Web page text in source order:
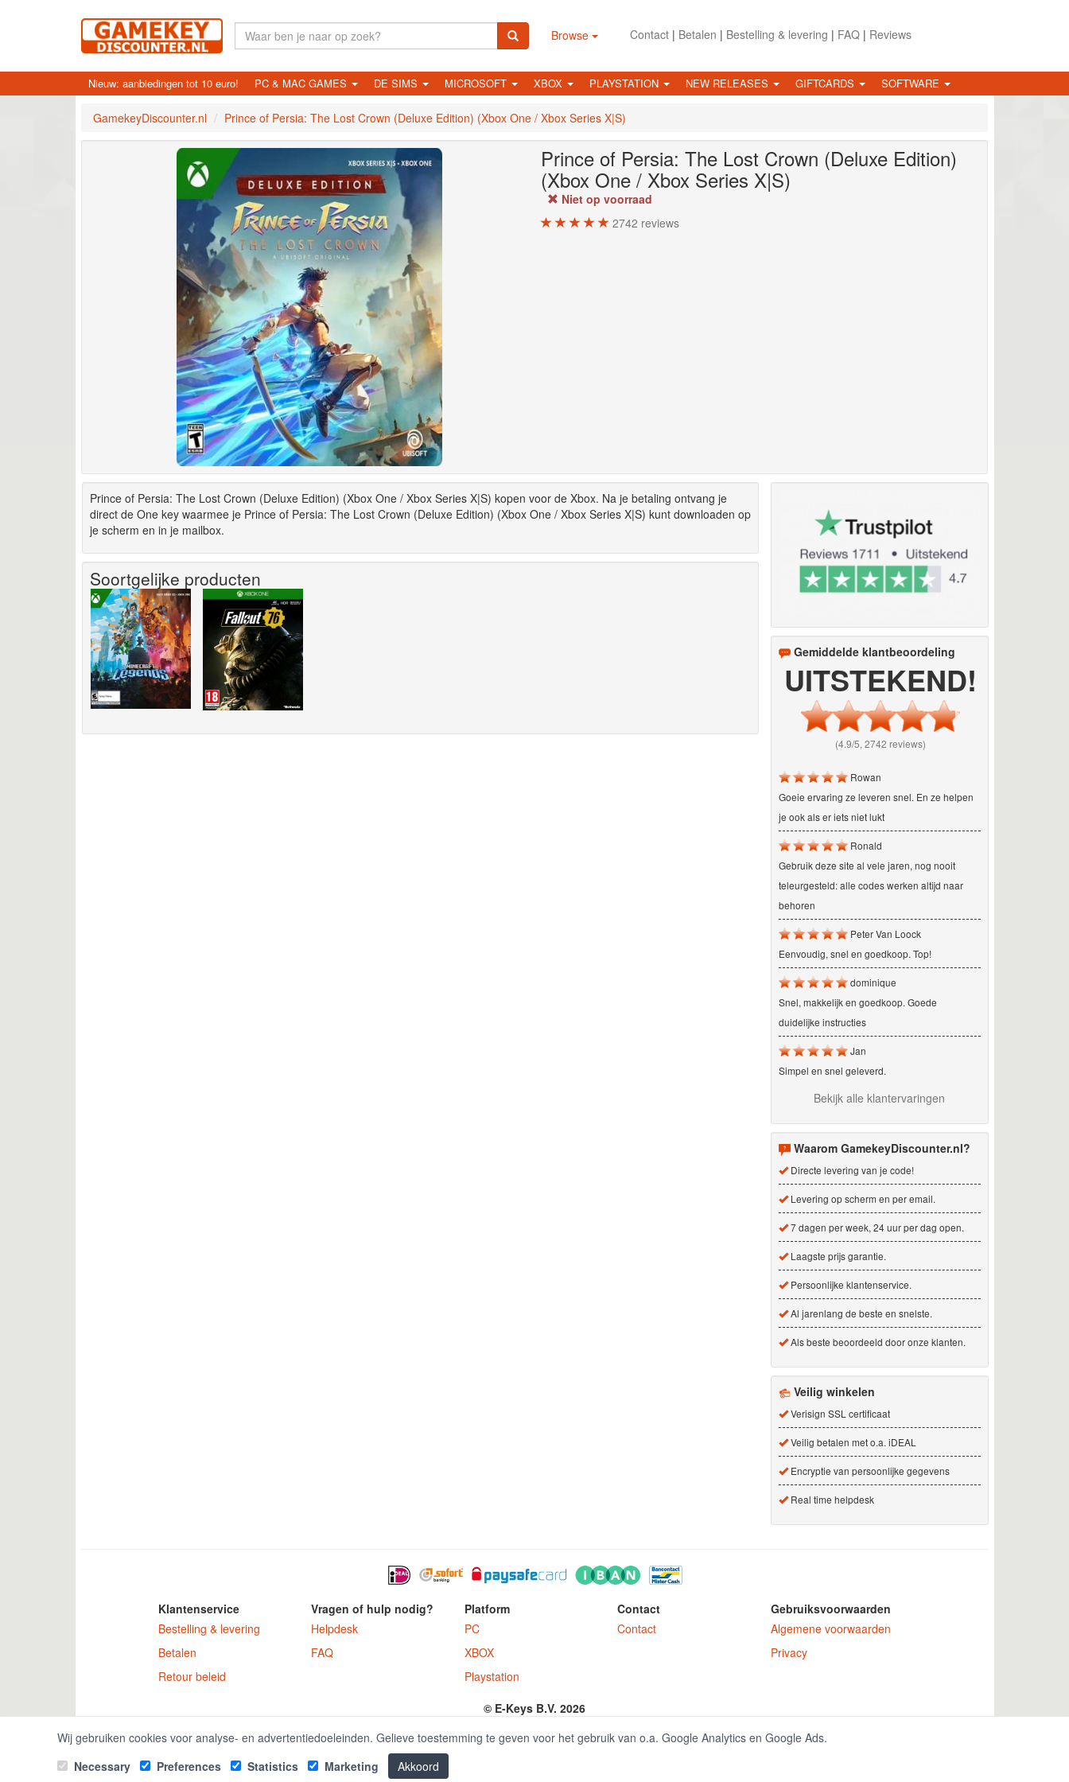
Browse Contact| Betalen | Bestelling & levering | FAQ| Reviews
Nieuw: aanbiedingen tot 10 euro! PC & MAC GAMES DE SIMS MICROSOFT XBOX PLAYSTATION NEW RELEASES GIFTCARDS SOFTWARE
GamekeyDiscounter.nl Prince of Persia: The Lost Crown (Deluxe Edition) (Xbox One / Xbox Series X|S)
Prince of Persia: The Lost Crown (Deluxe Edition)
(Xbox One / Xbox Series X|S)
Niet op voorraad
2742 reviews
Prince of Persia: The Lost Crown (Deluxe Edition) (Xbox One / Xbox Series X|S) kopen voor de Xbox. Na je betaling ontvang je
direct de One key waarmee je Prince of Persia: The Lost Crown (Deluxe Edition) (Xbox One / Xbox Series X|S) kunt downloaden op
je scherm en in je mailbox.
Soortgelijke producten
Gemiddelde klantbeoordeling
UITSTEKEND!
(4.9/5, 2742 reviews)
Rowan
Goeie ervaring ze leveren snel. En ze helpen
je ook als er iets niet lukt
Ronald
Gebruik deze site al vele jaren, nog nooit
teleurgesteld: alle codes werken altijd naar
behoren
Peter Van Loock
Eenvoudig, snel en goedkoop. Top!
dominique
Snel, makkelijk en goedkoop. Goede
duidelijke instructies
Jan
Simpel en snel geleverd.
Bekijk alle klantervaringen
Waarom GamekeyDiscounter.nl?
Directe levering van je code!
Levering op scherm en per email.
7 dagen per week, 24 uur per dag open.
Laagste prijs garantie.
Persoonlijke klantenservice.
Al jarenlang de beste en snelste.
Als beste beoordeeld door onze klanten.
Veilig winkelen
Verisign SSL certificaat
Veilig betalen met o.a. iDEAL
Encryptie van persoonlijke gegevens
Real time helpdesk
Klantenservice
Bestelling & levering
Betalen
Retour beleid
Vragen of hulp nodig?
Helpdesk
FAQ
Platform
PC
XBOX
Playstation
Contact
Contact
Gebruiksvoorwaarden
Algemene voorwaarden
Privacy
© E-Keys B.V. 2026
Wij gebruiken cookies voor analyse- en advertentiedoeleinden. Gelieve toestemming te geven voor het gebruik van o.a. Google Analytics en Google Ads.
Necessary
Preferences Statistics Marketing Akkoord